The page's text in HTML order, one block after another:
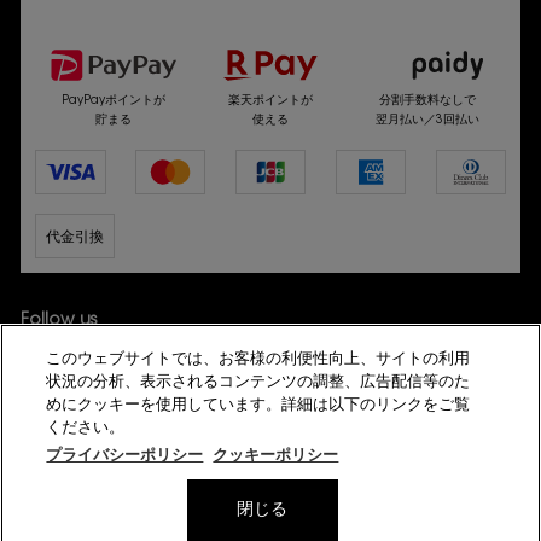
PayPayポイントが
貯まる
楽天ポイントが
使える
分割手数料なしで
翌月払い／3回払い
代金引換
Follow us
サイト利用規約 会員規約
このウェブサイトでは、お客様の利便性向上、サイトの利用
状況の分析、表示されるコンテンツの調整、広告配信等のた
めにクッキーを使用しています。詳細は以下のリンクをご覧
ください。
プライバシーポリシー
クッキーポリシー
閉じる